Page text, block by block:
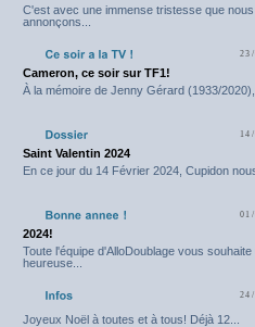
C'est avec une immense tristesse que
annonçons...
Cameron, ce soir sur TF1!
À la mémoire de Jenny Gérard (1933/2020),
Saint Valentin 2024
En ce jour du 14 Février 2024, Cupidon
2024!
Toute l'équipe d'AlloDoublage vous
heureuse...
Joyeux Noël à toutes et à tous! Déjà 12...